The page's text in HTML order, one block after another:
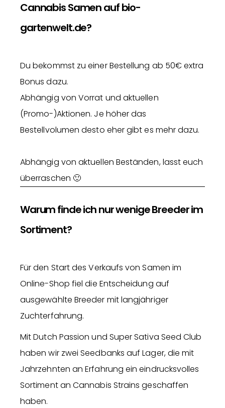
Cannabis Samen auf bio-
gartenwelt.de?
Du bekommst zu einer Bestellung ab 50€ extra
Bonus dazu.
Abhängig von Vorrat und aktuellen
(Promo-)Aktionen. Je höher das
Bestellvolumen desto eher gibt es mehr dazu.
Abhängig von aktuellen Beständen, lasst euch
überraschen 🙂
Warum finde ich nur wenige Breeder im
Sortiment?
Für den Start des Verkaufs von Samen im
Online-Shop fiel die Entscheidung auf
ausgewählte Breeder mit langjähriger
Zuchterfahrung.
Mit Dutch Passion und Super Sativa Seed Club
haben wir zwei Seedbanks auf Lager, die mit
Jahrzehnten an Erfahrung ein eindrucksvolles
Sortiment an Cannabis Strains geschaffen
haben.